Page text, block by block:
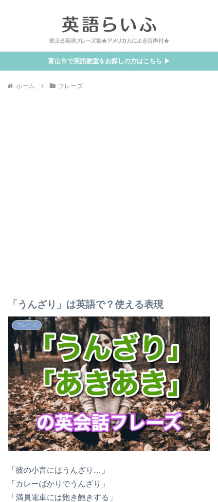
富山市で英語教室をお探しの方はこちら ▶
ホーム フレーズ
「うんざり」は英語で？使える表現
フレーズ
「彼の小言にはうんざり…」
「カレーばかりでうんざり」
「満員電車には飽き飽きする」